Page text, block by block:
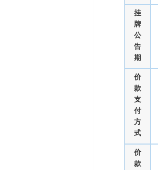
挂
牌
公
告
期
价
款
支
付
方
式
价
款